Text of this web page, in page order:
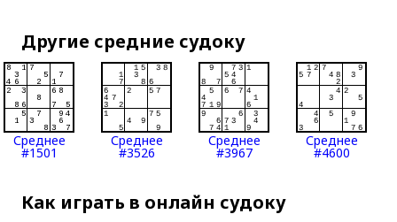
Другие средние судоку
Среднее
#1501
Среднее
#3526
Среднее
#3967
Среднее
#4600
Как играть в онлайн судоку